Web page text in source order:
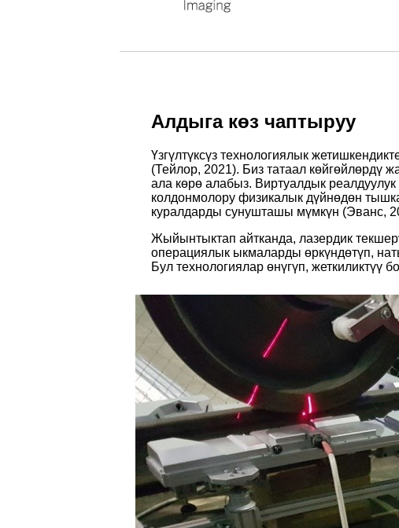
Алдыга көз чаптыруу
Үзгүлтүксүз технологиялык
(Тейлор, 2021). Биз татаал көйгөйлөрдү
ала көрө алабыз. Виртуалдык
колдонмолору физикалык дүйнөдөн
куралдарды сунушташы мүмкүн (Эванс,
Жыйынтыктап айтканда, лазердик
операциялык ыкмаларды өркүндөтүп,
Бул технологиялар өнүгүп, жеткиликтүү